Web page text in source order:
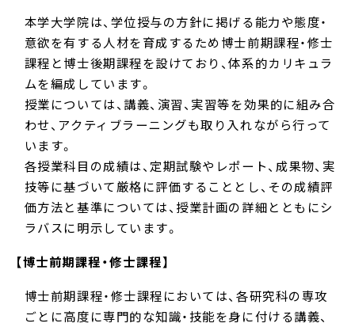
本学大学院は、学位授与の方針に掲げる能力や態度・
意欲を有する人材を育成するため博士前期課程・修士
課程と博士後期課程を設けており、体系的カリキュラ
ムを編成しています。
授業については、講義、演習、実習等を効果的に組み合
わせ、アクティブラーニングも取り入れながら行って
います。
各授業科目の成績は、定期試験やレポート、成果物、実
技等に基づいて厳格に評価することとし、その成績評
価方法と基準については、授業計画の詳細とともにシ
ラバスに明示しています。
【博士前期課程・修士課程】
博士前期課程・修士課程においては、各研究科の専攻
ごとに高度に専門的な知識・技能を身に付ける講義、